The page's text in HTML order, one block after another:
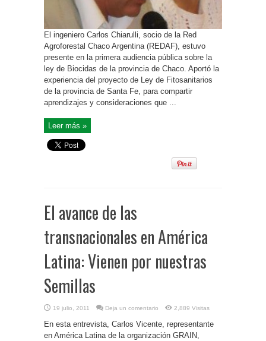
El ingeniero Carlos Chiarulli, socio de la Red
Agroforestal Chaco Argentina (REDAF), estuvo
presente en la primera audiencia pública sobre la
ley de Biocidas de la provincia de Chaco. Aportó la
experiencia del proyecto de Ley de Fitosanitarios
de la provincia de Santa Fe, para compartir
aprendizajes y consideraciones que ...
Leer más »
El avance de las
transnacionales en América
Latina: Vienen por nuestras
Semillas
19 julio, 2011 Deja un comentario 2,889 Visitas
En esta entrevista, Carlos Vicente, representante
en América Latina de la organización GRAIN,